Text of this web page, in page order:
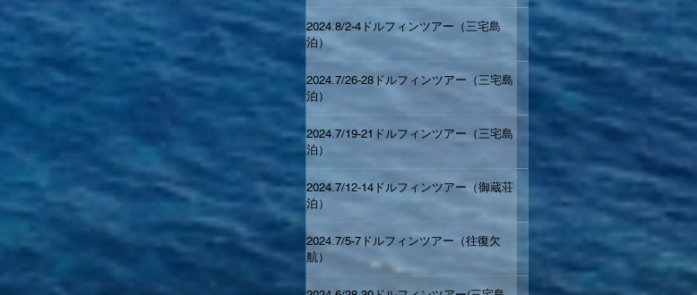
2024.8/2-4ドルフィンツアー（三宅島
泊）
2024.7/26-28ドルフィンツアー（三宅島
泊）
2024.7/19-21ドルフィンツアー（三宅島
泊）
2024.7/12-14ドルフィンツアー（御蔵荘
泊）
2024.7/5-7ドルフィンツアー（往復欠
航）